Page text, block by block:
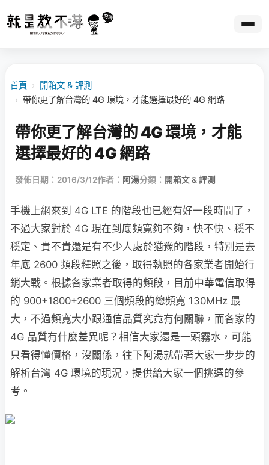
首頁 ›
開箱文 & 評測
› 帶你更了解台灣的 4G 環境，才能選擇最好的 4G 網路
帶你更了解台灣的 4G 環境，才能
選擇最好的 4G 網路
發佈日期：2016/3/12作者： 阿湯分類： 開箱文 & 評測
手機上網來到 4G LTE 的階段也已經有好一段時間了，
不過大家對於 4G 現在到底頻寬夠不夠，快不快、穩不
穩定、貴不貴還是有不少人處於猶豫的階段，特別是去
年底 2600 頻段釋照之後，取得執照的各家業者開始行
銷大戰。根據各家業者取得的頻段，目前中華電信取得
的 900+1800+2600 三個頻段的總頻寬 130MHz 最
大，不過頻寬大小跟通信品質究竟有何關聯，而各家的
4G 品質有什麼差異呢？相信大家還是一頭霧水，可能
只看得懂價格，沒關係，往下阿湯就帶著大家一步步的
解析台灣 4G 環境的現況，提供給大家一個挑選的參
考。